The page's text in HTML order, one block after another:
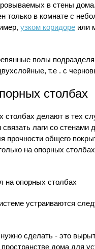
в стены дома.
только в комнате с
узком коридореили
полы
т.е . с
столбах
столбах делают в тех
лаги со стенами
прочности общего
на опорных
на опорных столбах
устраиваются
сделать - это
дома для